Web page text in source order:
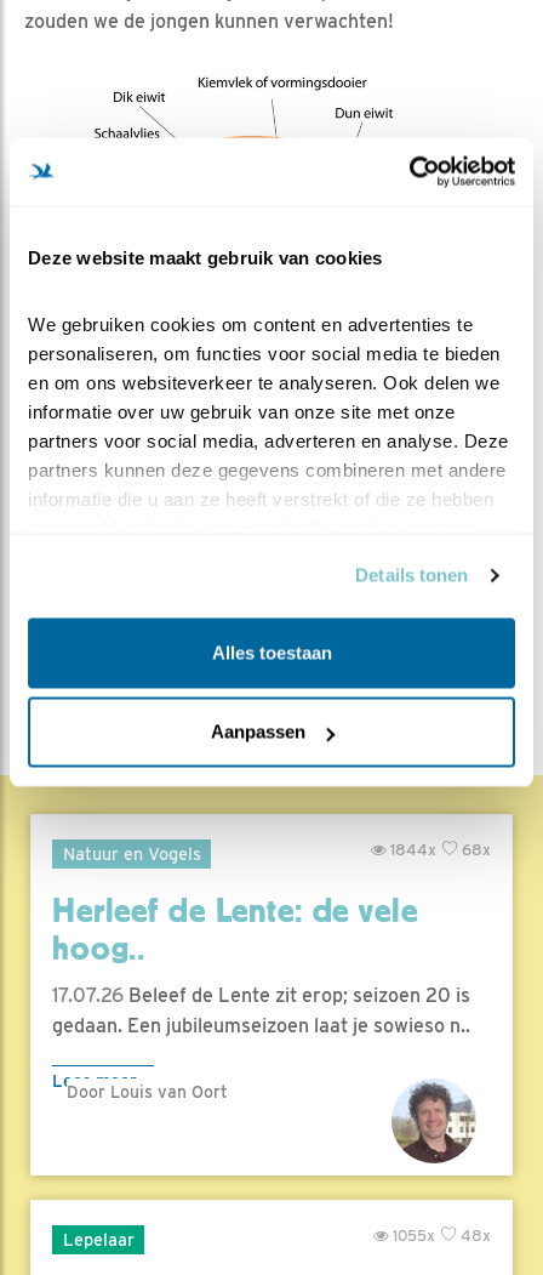
Deze website maakt gebruik van cookies
We gebruiken cookies om content en advertenties te
personaliseren, om functies voor social media te bieden
en om ons websiteverkeer te analyseren. Ook delen we
informatie over uw gebruik van onze site met onze
partners voor social media, adverteren en analyse. Deze
partners kunnen deze gegevens combineren met andere
informatie die u aan ze heeft verstrekt of die ze hebben
Details tonen
Alles toestaan
Aanpassen
zouden we de jongen kunnen verwachten!
Bron: DeHeusKidzz
blogs
Natuur en Vogels 68x
1844x
Herleef de Lente: de vele
hoog..
17.07.26 Beleef de Lente zit erop; seizoen 20 is
gedaan. Een jubileumseizoen laat je sowieso n..
Lees meer
Door Louis van Oort
Lepelaar 48x
1055x